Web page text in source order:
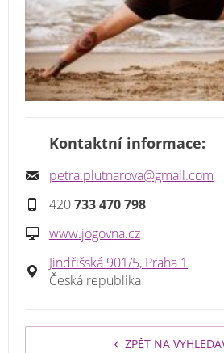
Kontaktní informace:
petra.plutnarova@gmail.com
420733 470 798
www.jogovna.cz
Jindřišská 901/5, Praha 1
Česká republika
ZPĚT NA